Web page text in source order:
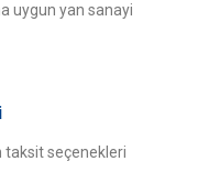
uygun yan sanayi
taksit seçenekleri